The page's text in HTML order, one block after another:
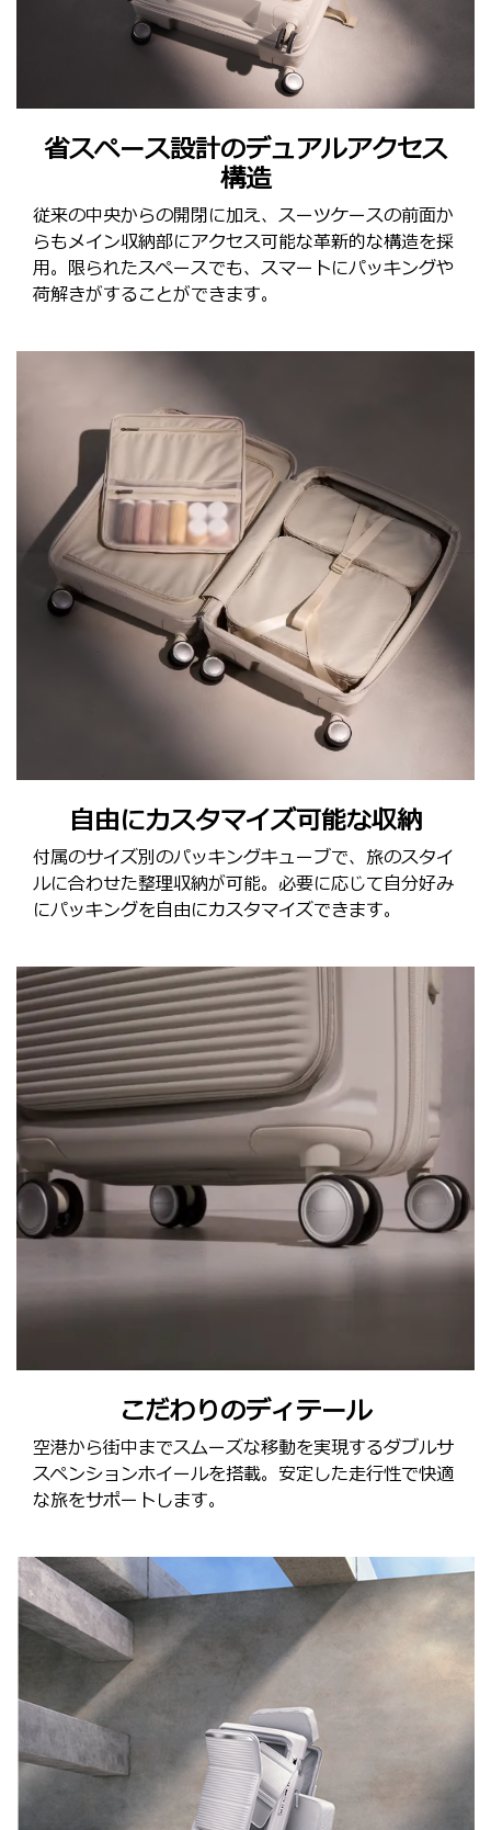
省スペース設計のデュアルアクセス
構造
従来の中央からの開閉に加え、スーツケースの前面か
らもメイン収納部にアクセス可能な革新的な構造を採
用。限られたスペースでも、スマートにパッキングや
荷解きがすることができます。
自由にカスタマイズ可能な収納
付属のサイズ別のパッキングキューブで、旅のスタイ
ルに合わせた整理収納が可能。必要に応じて自分好み
にパッキングを自由にカスタマイズできます。
こだわりのディテール
空港から街中までスムーズな移動を実現するダブルサ
スペンションホイールを搭載。安定した走行性で快適
な旅をサポートします。